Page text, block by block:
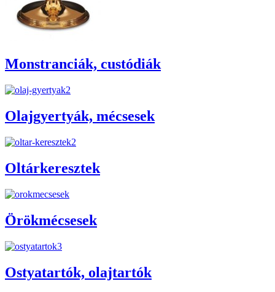
Monstranciák, custódiák
Olajgyertyák, mécsesek
Oltárkeresztek
Örökmécsesek
Ostyatartók, olajtartók